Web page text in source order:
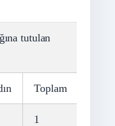
tutulan
Toplam
1